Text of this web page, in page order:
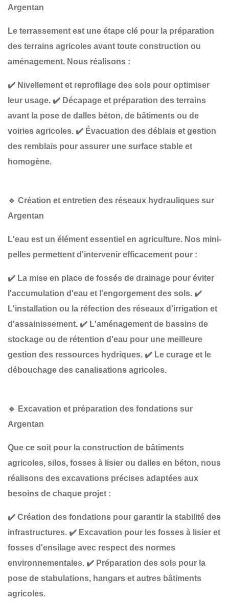
Argentan
Le terrassement est une étape clé pour la préparation
des terrains agricoles avant toute construction ou
aménagement. Nous réalisons :
✔️ Nivellement et reprofilage des sols pour optimiser
leur usage. ✔️ Décapage et préparation des terrains
avant la pose de dalles béton, de bâtiments ou de
voiries agricoles. ✔️ Évacuation des déblais et gestion
des remblais pour assurer une surface stable et
homogène.
🔹 Création et entretien des réseaux hydrauliques sur
Argentan
L'eau est un élément essentiel en agriculture. Nos mini-
pelles permettent d'intervenir efficacement pour :
✔️ La mise en place de fossés de drainage pour éviter
l'accumulation d'eau et l'engorgement des sols. ✔️
L'installation ou la réfection des réseaux d'irrigation et
d'assainissement. ✔️ L'aménagement de bassins de
stockage ou de rétention d'eau pour une meilleure
gestion des ressources hydriques. ✔️ Le curage et le
débouchage des canalisations agricoles.
🔹 Excavation et préparation des fondations sur
Argentan
Que ce soit pour la construction de bâtiments
agricoles, silos, fosses à lisier ou dalles en béton, nous
réalisons des excavations précises adaptées aux
besoins de chaque projet :
✔️ Création des fondations pour garantir la stabilité des
infrastructures. ✔️ Excavation pour les fosses à lisier et
fosses d'ensilage avec respect des normes
environnementales. ✔️ Préparation des sols pour la
pose de stabulations, hangars et autres bâtiments
agricoles.